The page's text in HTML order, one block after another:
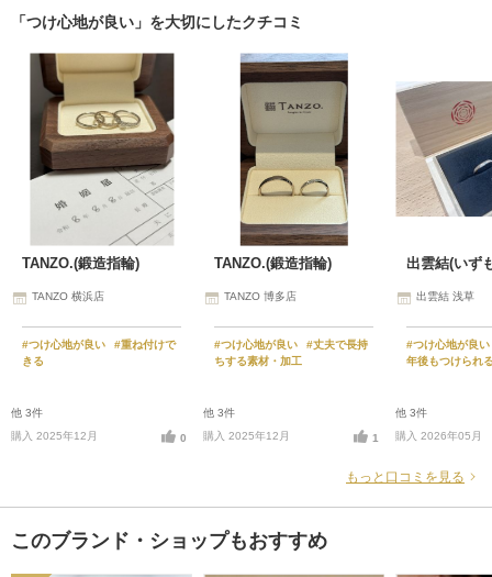
「つけ心地が良い」を大切にしたクチコミ
TANZO.(鍛造指輪)
TANZO 横浜店
#つけ心地が良い
#重ね付けで
きる
他 3件
購入 2025年12月
0
TANZO.(鍛造指輪)
TANZO 博多店
#つけ心地が良い
#丈夫で長持
ちする素材・加工
他 3件
購入 2025年12月
1
出雲結(いず
出雲結 浅草
#つけ心地が良い
年後もつけられ
他 3件
購入 2026年05月
もっと口コミを見る
このブランド・ショップもおすすめ